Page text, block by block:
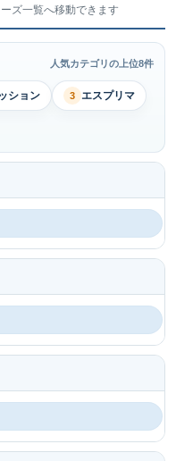
ズ一覧へ移動できます
人気カテゴリの上位8件
ション 3 エスプリマ